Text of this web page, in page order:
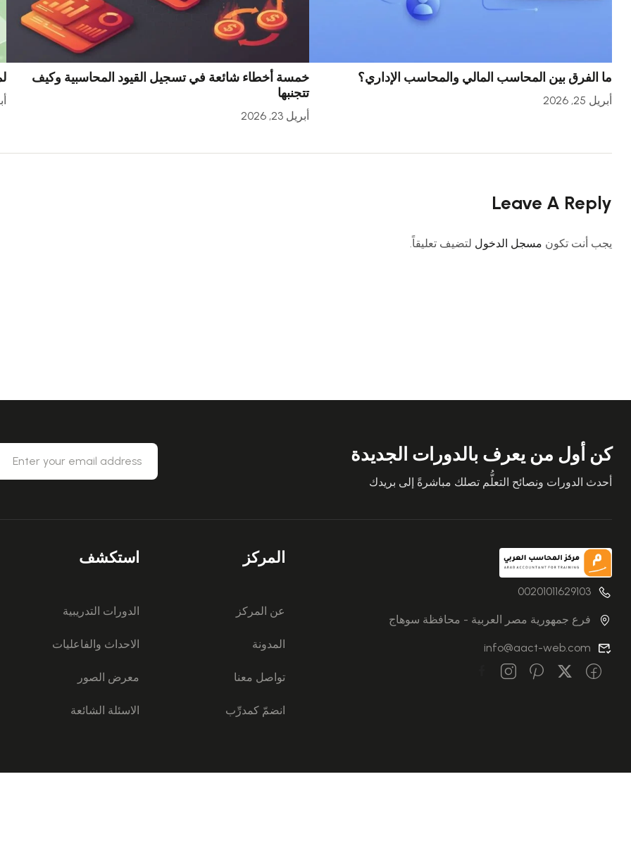
ما الفرق بين المحاسب المالي والمحاسب الإداري؟
أبريل 25, 2026
خمسة أخطاء شائعة في تسجيل القيود المحاسبية وكيف
تتجنبها
أبريل 23, 2026
Leave A Reply
يجب أنت تكون مسجل الدخول لتضيف تعليقاً.
كن أول من يعرف بالدورات الجديدة
أحدث الدورات ونصائح التعلُّم تصلك مباشرةً إلى بريدك
00201011629103
فرع جمهورية مصر العربية - محافظة سوهاج
info@aact-web.com
المركز
عن المركز
المدونة
تواصل معنا
انضمّ كمدرِّب
استكشف
الدورات التدريبية
الاحداث والفاعليات
معرض الصور
الاسئلة الشائعة